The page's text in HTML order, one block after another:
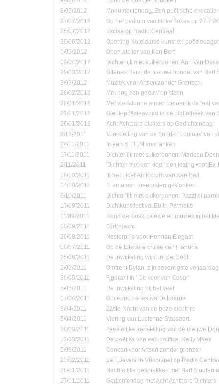
8/09/2012
Monumentendag: Een poëtische evocatie
27/07/2012
Op het podium van Hoke'Bokes op
25/07/2012
Excisa op Radio Centraal
30/06/2012
Opening Notelaarse kunst en
1/05/2012
Open atelier van Kari Bert
19/04/2012
Dichterlijk met suikerbonen: Ann Van
29/03/2012
Offenes Herz, de nieuwe bundel van Bart
3/03/2012
Muziek voor Artsen zonder Grenzen.
26/02/2012
Met nog een geeuw op steen
28/01/2012
Met vlerkdunne armen beroer ik de taal
27/01/2012
Gierik-poëzieavond in de bibliotheek van
26/01/2012
Acht Achtbare dichters op Gedichtendag
8/12/2011
Voorstelling van de bundel 'Equinox' van
24/11/2011
In een S.T.E.M voor anker.
17/11/2011
Dichterlijk met suikerbonen: Marleen
2/11/2011
'Dichten met een doel' een lezing voor
18/10/2011
In het Liber Amicorum van Kari Bert.
14/10/2011
Ti amo aan meerpalen geklonken.
6/10/2011
Dichterlijk met suikerbonen: Pazzi di
17/09/2011
Dichtkunstfestival.Eu in Permeke
11/09/2011
Rond de kiosk: poëzie en muziek in het
10/09/2011
Fort(n)acht
20/08/2011
Nestorprijs voor Herman Elegast
10/07/2011
Op de Literaire cruise van Flandria
25/06/2011
De inwijkeling wijkt in, per boot.
2/06/2011
Omtrent Dylan, zijn zeventigste verjaardag
30/05/2011
Figurant in ' De veer van Cesar'
8/05/2011
De inwijkeling bij het veer.
17/04/2011
Onceupon a festival te Laarne
9/04/2011
22ste Nacht van de boze dichters
5/04/2011
Viering van Lucienne Stassaert.
20/03/2011
Feestelijke aanstelling van de nieuwe
17/03/2011
De poëtica van een politica, Nelly Maes
5/03/2011
Concert voor Artsen zonder grenzen
23/02/2011
Bert Bevers in Vhoorspel op Radio
28/01/2011
Nachtelijke gesprekken met Bart Stouten
27/01/2011
Gedichtendag met Acht Achtbare Dichters